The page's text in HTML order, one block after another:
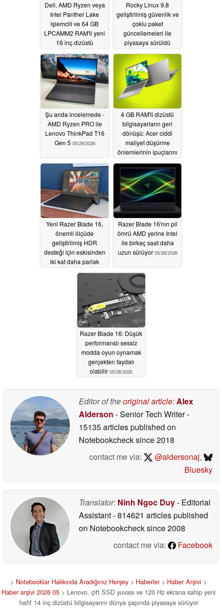
Dell, AMD Ryzen veya
Intel Panther Lake
işlemcili ve 64 GB
LPCAMM2 RAM'li yeni
16 inç dizüstü
piyasaya sürdü
05/30/2026
Rocky Linux 9.8
geliştirilmiş güvenlik ve
çoklu paket
güncellemeleri ile
piyasaya sürüldü
05/29/2026
Şu anda incelemede -
AMD Ryzen PRO ile
Lenovo ThinkPad T16
Gen 5 05/29/2026
4 GB RAM'li dizüstü
bilgisayarların geri
dönüşü: Acer ciddi
maliyet düşürme
önlemlerinin ipuçlarını
05/29/2026
Yeni Razer Blade 16,
önemli ölçüde
geliştirilmiş HDR
desteği için eskisinden
iki kat daha parlak
05/28/2026
Razer Blade 16'nın pil
ömrü AMD yerine Intel
ile birkaç saat daha
uzun sürüyor 05/28/2026
Razer Blade 16: Düşük
performanslı sessiz
modda oyun oynamak
gerçekten faydalı
olabilir 05/28/2026
Editor of theoriginal article:Alex
Alderson - Senior Tech Writer-
15135 articles published on
Notebookchecksince 2018
contact me via:
@aldersonaj,
Bluesky
Translator: Ninh Ngoc Duy- Editorial
Assistant- 814621 articles published
on Notebookchecksince 2008
contact me via:
Facebook
> Notebooklar Hakkında Aradığınız Herşey > Haberler> Haber Arşivi >
Haber arşivi 2026 05 > Lenovo, çift SSD yuvası ve 120 Hz ekrana sahip yeni
hafif 14 inç dizüstü bilgisayarını dünya çapında piyasaya sürüyor